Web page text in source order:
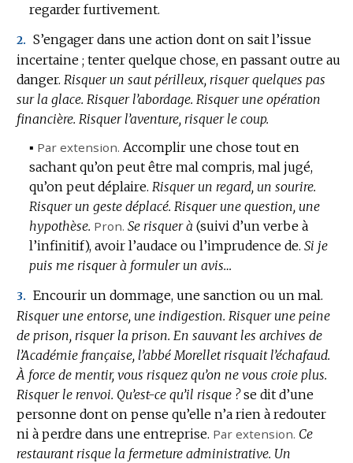
regarder furtivement.
2. S’engager dans une action dont on sait l’issue
incertaine ; tenter quelque chose, en passant outre au
danger. Risquer un saut périlleux, risquer quelques pas
sur la glace. Risquer l’abordage. Risquer une opération
financière. Risquer l’aventure, risquer le coup.
▪ Par extension. Accomplir une chose tout en
sachant qu’on peut être mal compris, mal jugé,
qu’on peut déplaire. Risquer un regard, un sourire.
Risquer un geste déplacé. Risquer une question, une
hypothèse. Pron. Se risquer à (suivi d’un verbe à
l’infinitif), avoir l’audace ou l’imprudence de. Si je
puis me risquer à formuler un avis…
3. Encourir un dommage, une sanction ou un mal.
Risquer une entorse, une indigestion. Risquer une peine
de prison, risquer la prison. En sauvant les archives de
l’Académie française, l’abbé Morellet risquait l’échafaud.
À force de mentir, vous risquez qu’on ne vous croie plus.
Risquer le renvoi. Qu’est-ce qu’il risque ? se dit d’une
personne dont on pense qu’elle n’a rien à redouter
ni à perdre dans une entreprise. Par extension. Ce
restaurant risque la fermeture administrative. Un